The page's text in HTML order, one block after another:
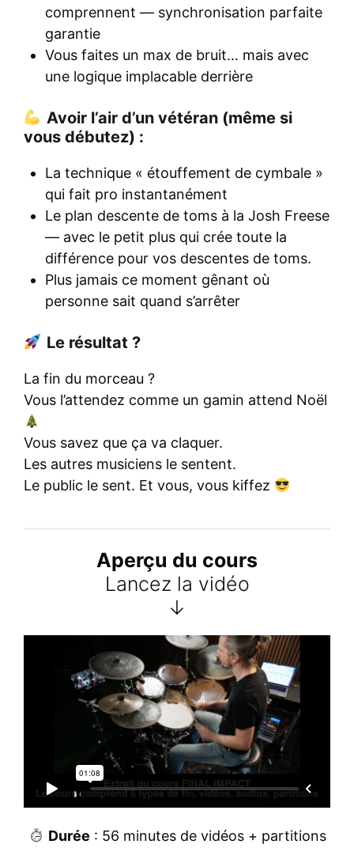
comprennent — synchronisation parfaite
garantie
Vous faites un max de bruit… mais avec
une logique implacable derrière
Avoir l’air d’un vétéran (même si
vous débutez) :
La technique « étouffement de cymbale »
qui fait pro instantanément
Le plan descente de toms à la Josh Freese
— avec le petit plus qui crée toute la
différence pour vos descentes de toms.
Plus jamais ce moment gênant où
personne sait quand s’arrêter
Le résultat ?
La fin du morceau ?
Vous l’attendez comme un gamin attend Noël
Vous savez que ça va claquer.
Les autres musiciens le sentent.
Le public le sent. Et vous, vous kiffez
Aperçu du cours
Lancez la vidéo
↓
Durée : 56 minutes de vidéos + partitions